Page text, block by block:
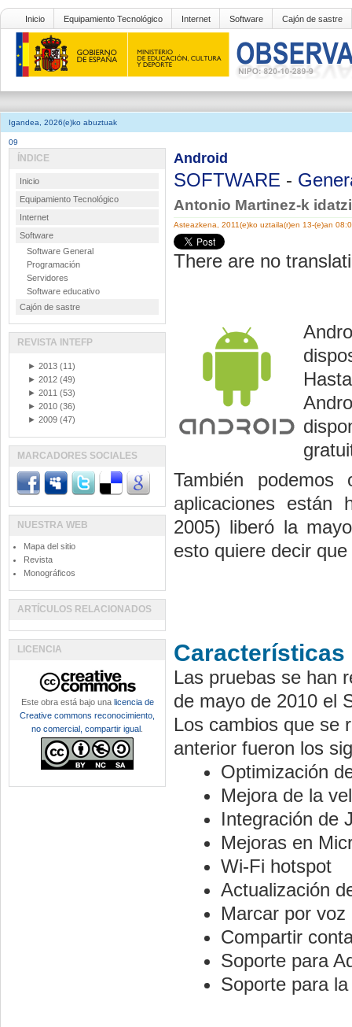
Inicio Equipamiento Tecnológico Internet Software Cajón de sastre
Igandea, 2026(e)ko abuztuak
09
Android
SOFTWARE -
Antonio Martinez-k
Asteazkena, 2011(e)ko uztaila(r)en 13-(e)an
There are no
También
aplicaciones están
2005) liberó la
esto quiere decir
Características
Las pruebas se han
de mayo de 2010 el
Los cambios que se
anterior fueron los
Optimización
Mejora de la
Integración de
Mejoras en
Wi-Fi hotspot
Actualización
Marcar por voz
Compartir
Soporte para
Soporte para
ÍNDICE
Inicio
Equipamiento Tecnológico
Internet
Software
Software General
Programación
Servidores
Software educativo
Cajón de sastre
REVISTA INTEFP
► 2013 (11)
► 2012 (49)
► 2011 (53)
► 2010 (36)
► 2009 (47)
MARCADORES SOCIALES
NUESTRA WEB
Mapa del sitio
Revista
Monográficos
ARTÍCULOS RELACIONADOS
LICENCIA
Este obra está bajo una licencia de
Creative commons reconocimiento,
no comercial, compartir igual